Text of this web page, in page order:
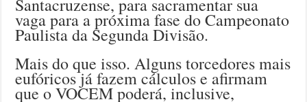
Santacruzense, para sacramentar sua
vaga para a próxima fase do Campeonato
Paulista da Segunda Divisão.
Mais do que isso. Alguns torcedores mais
eufóricos já fazem cálculos e afirmam
que o VOCEM poderá, inclusive,